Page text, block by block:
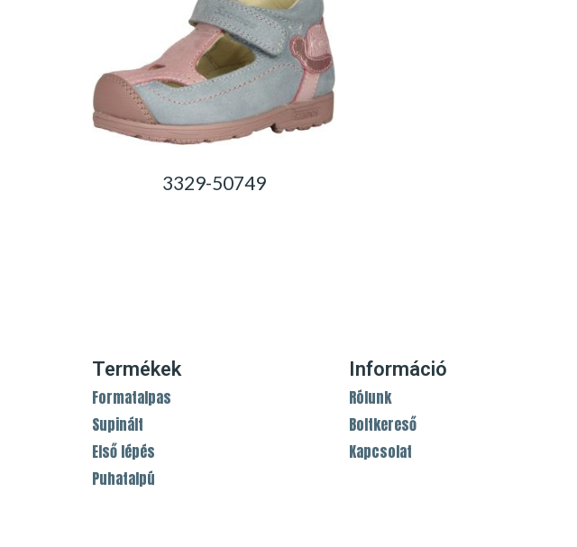
3329-50749
Termékek
Formatalpas
Supinált
Első lépés
Puhatalpú
Információ
Rólunk
Boltkereső
Kapcsolat